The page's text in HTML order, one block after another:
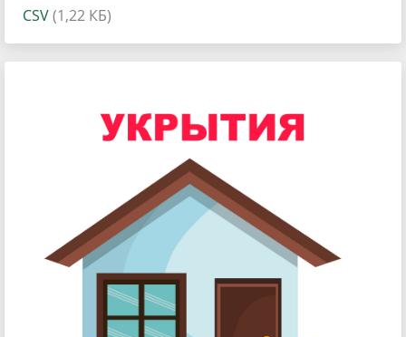
CSV(1,22 КБ)